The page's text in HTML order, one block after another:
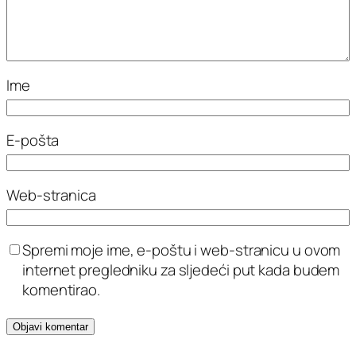
Ime
E-pošta
Web-stranica
Spremi moje ime, e-poštu i web-stranicu u ovom
internet pregledniku za sljedeći put kada budem
komentirao.